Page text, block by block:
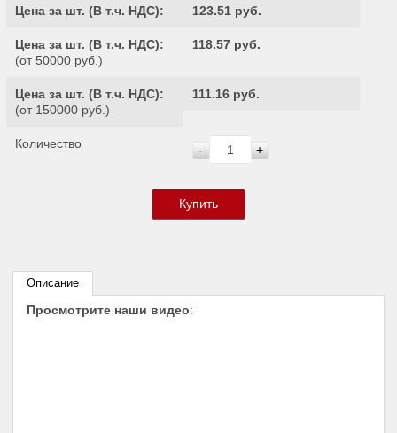
Цена за шт. (В т.ч. НДС): 123.51 руб.
Цена за шт. (В т.ч. НДС):
(от 50000 руб.)
118.57 руб.
Цена за шт. (В т.ч. НДС):
(от 150000 руб.)
111.16 руб.
Количество - +
Купить
Описание
Просмотрите наши видео: